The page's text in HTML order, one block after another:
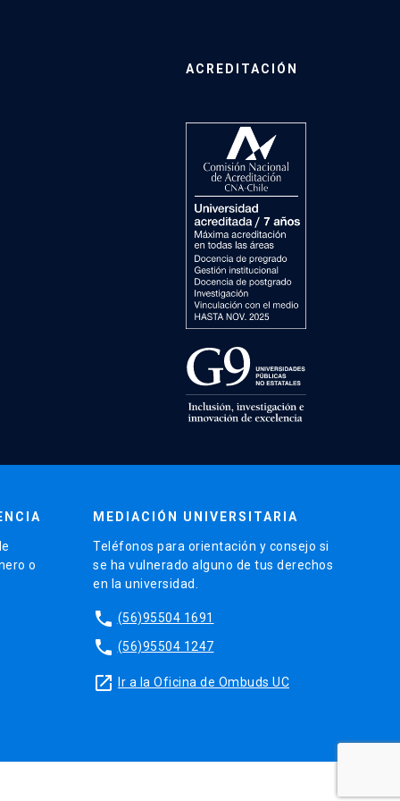
ACREDITACIÓN
o
MEDIACIÓN UNIVERSITARIA
Teléfonos para orientación y consejo si
se ha vulnerado alguno de tus derechos
en la universidad.
phone (56)95504 1691
phone (56)95504 1247
launch Ir a la Oficina de Ombuds UC